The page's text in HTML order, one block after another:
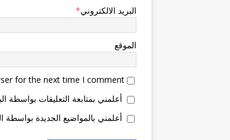
البريد الالكتروني*
الموقع
for the next time I comment.
أعلمني بمتابعة التعليقات بواسطة
أعلمني بالمواضيع الجديدة بواسطة